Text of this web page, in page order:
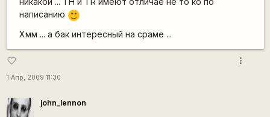
написанию
:)
Хмм ... а бак интересный на сраме ...
favorite_border
1 Апр, 2009 11:30
more_vert
john_lennon